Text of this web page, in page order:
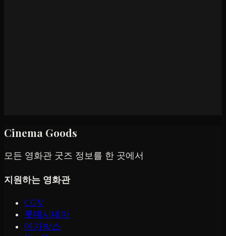
Cinema Goods
모든 영화관 굿즈 정보를 한 곳에서
지원하는 영화관
CGV
롯데시네마
메가박스